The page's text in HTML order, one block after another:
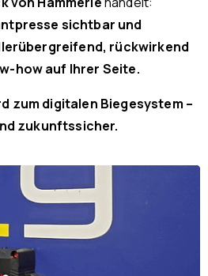
sichtbar und
rückwirkend
how auf Ihrer Seite.
zum digitalen Biegesystem –
zukunftssicher.